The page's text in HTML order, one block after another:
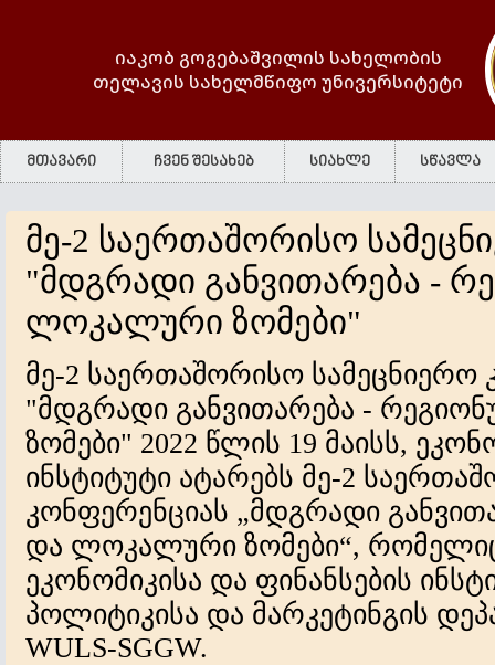
იაკობ გოგებაშვილის სახელობის
თელავის სახელმწიფო უნივერსიტეტი
მთავარი ჩვენ შესახებ სიახლე სწავლა
მე-2 საერთაშორისო
"მდგრადი განვითარება -
ლოკალური ზომები"
მე-2 საერთაშორისო სამეცნიერო
"მდგრადი განვითარება -
ზომები" 2022 წლის 19 მაისს,
ინსტიტუტი ატარებს მე-2
კონფერენციას „მდგრადი
და ლოკალური ზომები“,
ეკონომიკისა და ფინანსების
პოლიტიკისა და მარკეტინგის
WULS-SGGW.